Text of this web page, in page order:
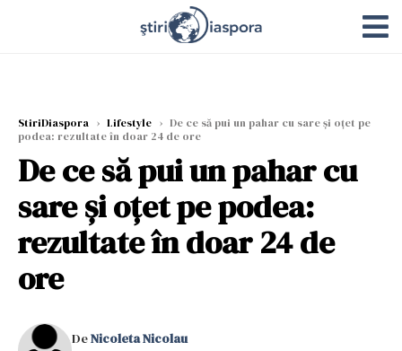
StiriDiaspora › Lifestyle › De ce să pui un pahar cu sare și oțet pe
podea: rezultate în doar 24 de ore
De ce să pui un pahar cu
sare și oțet pe podea:
rezultate în doar 24 de
ore
DeNicoleta Nicolau